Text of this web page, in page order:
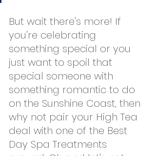
But wait there's more! If
you're celebrating
something special or you
just want to spoil that
special someone with
something romantic to do
on the Sunshine Coast, then
why not pair your High Tea
deal with one of the Best
Day Spa Treatments